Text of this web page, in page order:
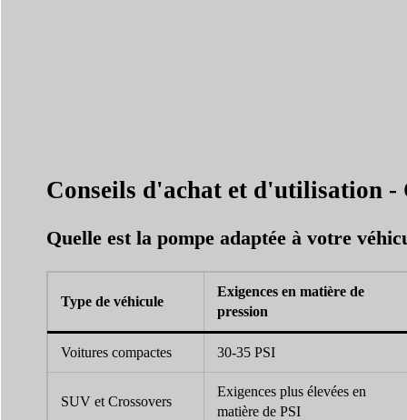
Conseils d'achat et d'utilisation
Quelle est la pompe adaptée à votre
Type de véhicule
Exigences en matière de
pression
Voitures compactes 30-35 PSI
SUV et Crossovers
Exigences plus élevées en
matière de PSI